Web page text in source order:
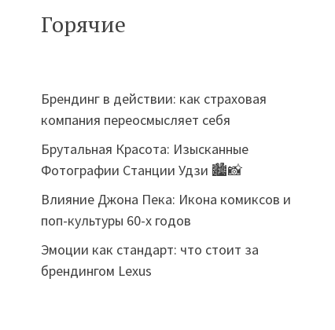
Горячие
Брендинг в действии: как страховая
компания переосмысляет себя
Брутальная Красота: Изысканные
Фотографии Станции Удзи 🏙️📸
Влияние Джона Пека: Икона комиксов и
поп-культуры 60-х годов
Эмоции как стандарт: что стоит за
брендингом Lexus